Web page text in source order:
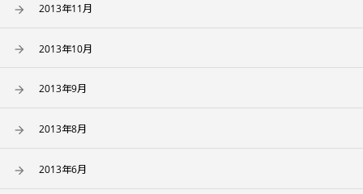
2013年11月
2013年10月
2013年9月
2013年8月
2013年6月